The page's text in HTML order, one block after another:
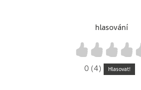
hlasování
3
2
1
0 (4) Hlasovat!